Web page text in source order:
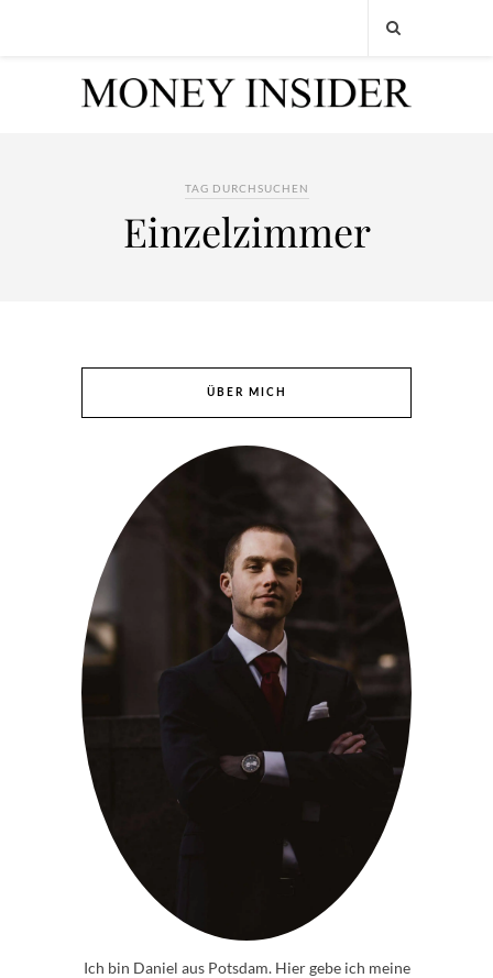
TAG DURCHSUCHEN
Einzelzimmer
ÜBER MICH
Ich bin Daniel aus Potsdam. Hier gebe ich meine